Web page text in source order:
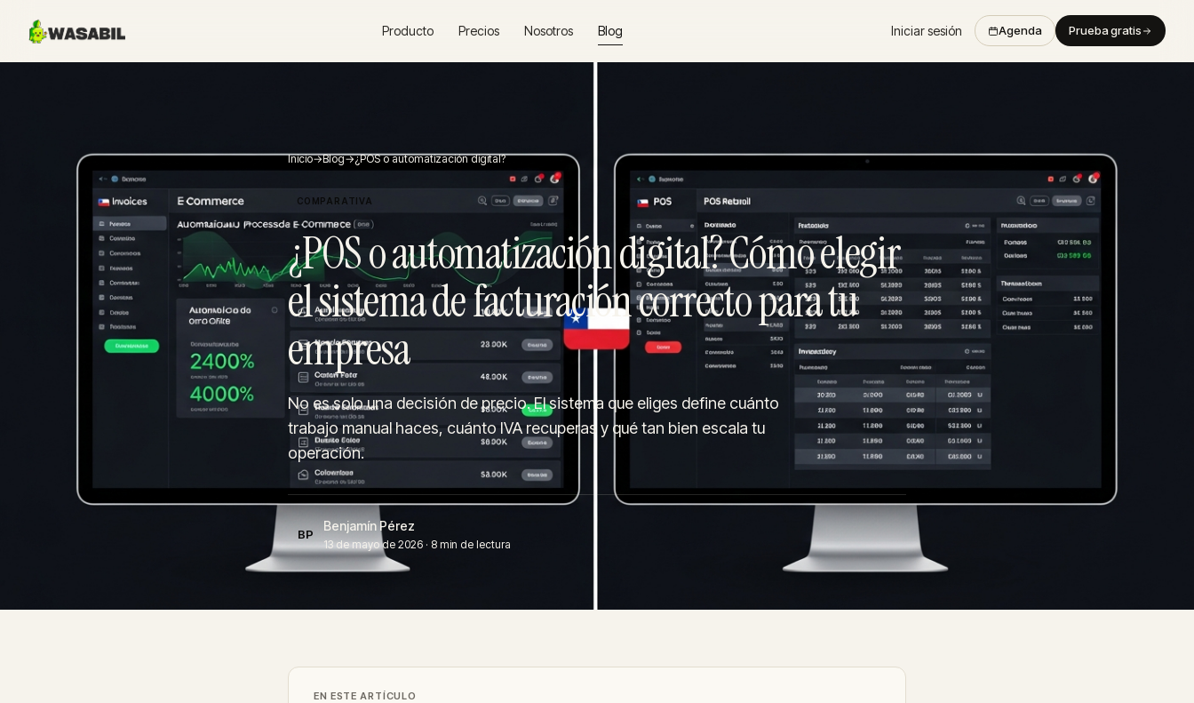
Producto Precios Nosotros Blog Iniciar sesión Agenda Prueba gratis
Inicio→Blog→¿POS o automatización digital?
COMPARATIVA
¿POS o automatización digital? Cómo elegir
el sistema de facturación correcto para tu
empresa
No es solo una decisión de precio. El sistema que eliges define cuánto
trabajo manual haces, cuánto IVA recuperas y qué tan bien escala tu
operación.
BP
Benjamín Pérez
13 de mayo de 2026 · 8 min de lectura
EN ESTE ARTÍCULO